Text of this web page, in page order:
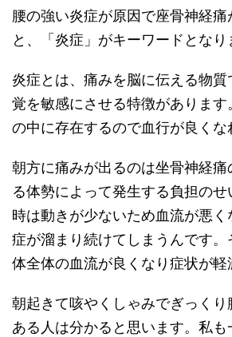
腰の強い炎症が原因で座骨神経痛
と、「炎症」がキーワードとなり
炎症とは、痛みを脳に伝える物
覚を敏感にさせる特徴があります
の中に存在するので血行が良くな
朝方に痛みが出るのは坐骨神経
る体勢によって発生する負担の
時は動きが少ないため血流が悪
症が溜まり続けてしまうんです。
体全体の血流が良くなり症状が軽
朝起きて咳やくしゃみでぎっく
ある人は分かると思います。私